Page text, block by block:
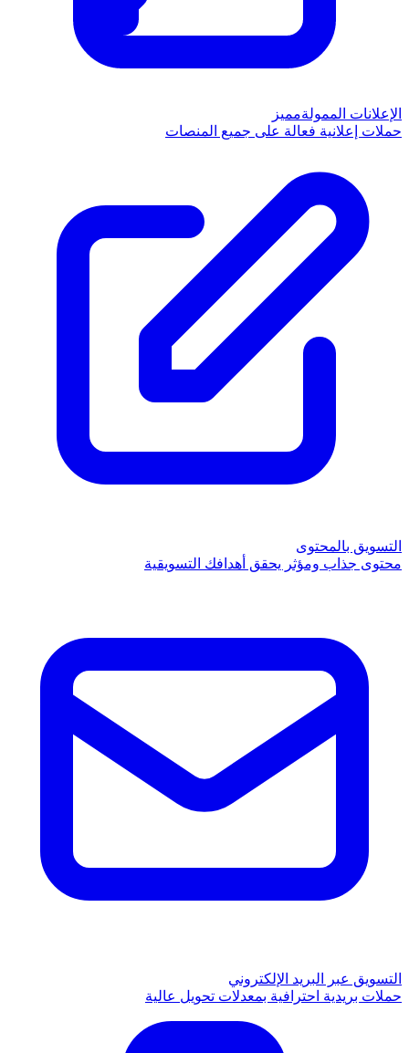
الإعلانات الممولةمميز
حملات إعلانية فعالة على جميع المنصات
التسويق بالمحتوى
محتوى جذاب ومؤثر يحقق أهدافك التسويقية
التسويق عبر البريد الإلكتروني
حملات بريدية احترافية بمعدلات تحويل عالية